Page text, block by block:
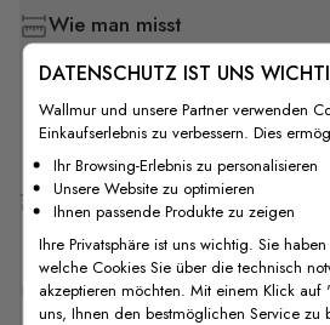
Wie man misst
Wie man installiert
Versand & Rückgabe
F.A.Q
DATENSCHUTZ IST UNS
Wallmur und unsere Partner verwenden
Einkaufserlebnis zu verbessern. Dies
Ihr Browsing-Erlebnis zu personalisieren
Unsere Website zu optimieren
Ihnen passende Produkte zu zeigen
Ihre Privatsphäre ist uns wichtig. Sie
welche Cookies Sie über die technisch
akzeptieren möchten. Mit einem Klick auf
uns, Ihnen den bestmöglichen Service zu